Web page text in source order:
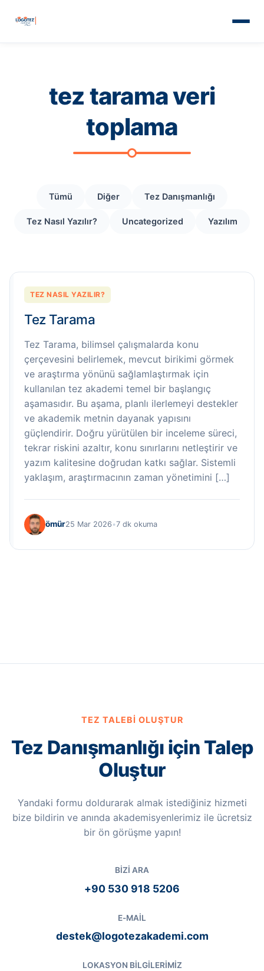
tez tarama veri
toplama
Tümü Diğer Tez Danışmanlığı
Tez Nasıl Yazılır? Uncategorized Yazılım
TEZ NASIL YAZILIR?
Tez Tarama
Tez Tarama, bilimsel çalışmalarda konu
çerçevesini belirlemek, mevcut birikimi görmek
ve araştırma yönünü sağlamlaştırmak için
kullanılan tez akademi temel bir başlangıç
aşamasıdır. Bu aşama, planlı ilerlemeyi destekler
ve akademik metnin dayanak yapısını
güçlendirir. Doğru yürütülen bir inceleme süreci,
tekrar riskini azaltır, konu sınırlarını netleştirir ve
yazım kalitesine doğrudan katkı sağlar. Sistemli
yaklaşım, araştırmacının zaman yönetimini […]
ömür25 Mar 2026 •7 dk okuma
TEZ TALEBI OLUŞTUR
Tez Danışmanlığı için Talep
Oluştur
Yandaki formu doldurarak almak istediğiniz hizmeti
bize bildirin ve anında akademisyenlerimiz ile ücretsiz
bir ön görüşme yapın!
BIZI ARA
+90 530 918 5206
E-MAIL
destek@logotezakademi.com
LOKASYON BILGILERIMIZ